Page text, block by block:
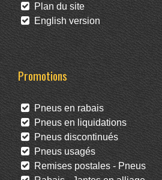
Plan du site
English version
Promotions
Pneus en rabais
Pneus en liquidations
Pneus discontinués
Pneus usagés
Remises postales - Pneus